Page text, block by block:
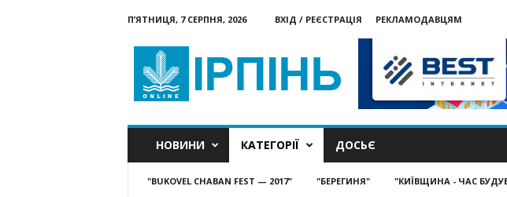
П’ЯТНИЦЯ, 7 СЕРПНЯ, 2026 ВХІД / РЕЄСТРАЦІЯ
РЕКЛАМОДАВЦЯМ
онлайн
НОВИНИ КАТЕГОРІЇ ДОСЬЄ
"BUKOVEL CHABAN FEST — 2017" "БЕРЕГИНЯ" "КИЇВЩИНА - ЧАС